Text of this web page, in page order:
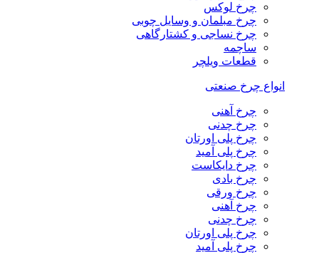
چرخ لوکس
چرخ مبلمان و وسایل چوبی
چرخ نساجی و کشتارگاهی
ساچمه
قطعات ویلچر
انواع چرخ صنعتی
چرخ آهنی
چرخ چدنی
چرخ پلی اورتان
چرخ پلی آمید
چرخ دایکاست
چرخ بادی
چرخ ورقی
چرخ آهنی
چرخ چدنی
چرخ پلی اورتان
چرخ پلی آمید